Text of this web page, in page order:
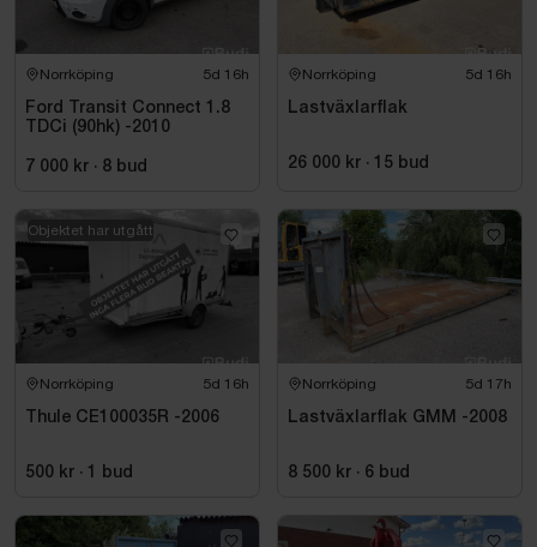
Norrköping 5d 16h
Ford Transit Connect 1.8
TDCi (90hk) -2010
7 000 kr · 8 bud
Norrköping 5d 16h
Lastväxlarflak
26 000 kr · 15 bud
Norrköping 5d 16h
Thule CE100035R -2006
500 kr · 1 bud
Objektet har utgått
Norrköping 5d 17h
Lastväxlarflak GMM -2008
8 500 kr · 6 bud